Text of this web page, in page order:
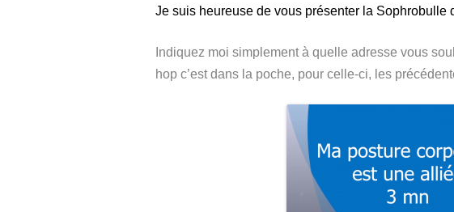
Je suis heureuse de vous présenter la Sophrobulle
Indiquez moi simplement à quelle adresse vous
hop c’est dans la poche, pour celle-ci, les